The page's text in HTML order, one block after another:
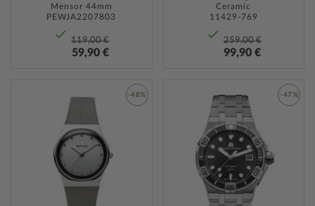
Mensor 44mm
PEWJA2207803
119,00 €
59,90 €
Ceramic
11429-769
259,00 €
99,90 €
-48%
WUNSCHLISTE
-47%